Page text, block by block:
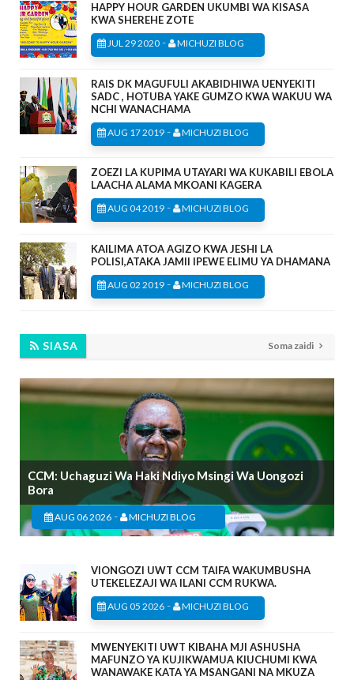
HAPPY HOUR GARDEN UKUMBI WA KISASA
KWA SHEREHE ZOTE
JUL 29 2020 - MICHUZI BLOG
RAIS DK MAGUFULI AKABIDHIWA UENYEKITI
SADC , HOTUBA YAKE GUMZO KWA WAKUU WA
NCHI WANACHAMA
AUG 17 2019 - MICHUZI BLOG
ZOEZI LA KUPIMA UTAYARI WA KUKABILI EBOLA
LAACHA ALAMA MKOANI KAGERA
AUG 04 2019 - MICHUZI BLOG
KAILIMA ATOA AGIZO KWA JESHI LA
POLISI,ATAKA JAMII IPEWE ELIMU YA DHAMANA
AUG 02 2019 - MICHUZI BLOG
SIASA Soma zaidi
CCM: Uchaguzi Wa Haki Ndiyo Msingi Wa Uongozi
Bora
AUG 06 2026 - MICHUZI BLOG
VIONGOZI UWT CCM TAIFA WAKUMBUSHA
UTEKELEZAJI WA ILANI CCM RUKWA.
AUG 05 2026 - MICHUZI BLOG
MWENYEKITI UWT KIBAHA MJI ASHUSHA
MAFUNZO YA KUJIKWAMUA KIUCHUMI KWA
WANAWAKE KATA YA MSANGANI NA MKUZA